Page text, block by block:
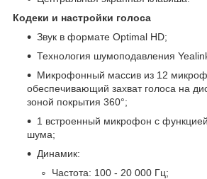
Кодеки и настройки голоса
Звук в формате Optimal HD;
Технология шумоподавления
Микрофонный массив из 12
обеспечивающий захват голоса на
зоной покрытия 360°;
1 встроенный микрофон с
шума;
Динамик:
Частота: 100 - 20 000 Гц;